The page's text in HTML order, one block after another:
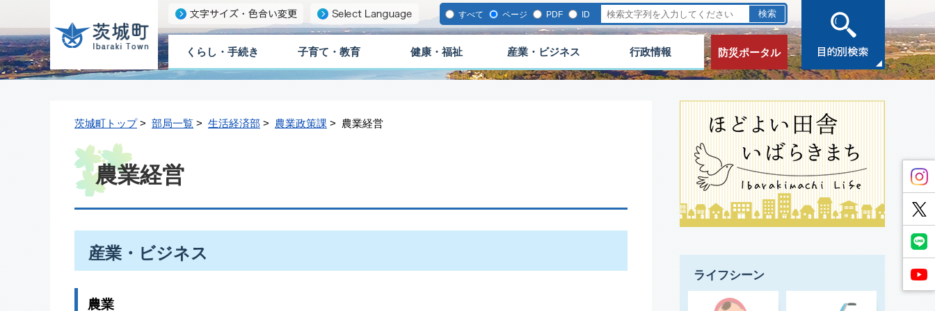
すべて ページ PDF ID
くらし・手続き 子育て・教育 健康・福祉 産業・ビジネス 行政情報 防災ポータル
茨城町トップ> 部局一覧 > 生活経済部 > 農業政策課 > 農業経営
農業経営
産業・ビジネス
農業
ライフシーン